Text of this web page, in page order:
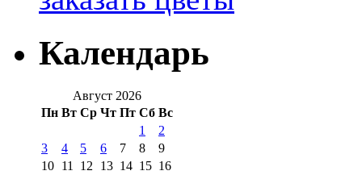
Календарь
Август 2026
Пн Вт Ср Чт Пт Сб Вс
1
2
3
4 5 6 7 8
9
10 11 12 13 14 15 16